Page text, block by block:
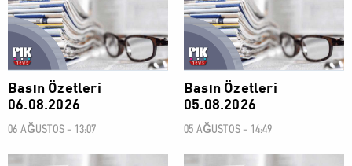
Basın Özetleri
06.08.2026
06 AĞUSTOS - 13:07
Basın Özetleri
05.08.2026
05 AĞUSTOS - 14:49